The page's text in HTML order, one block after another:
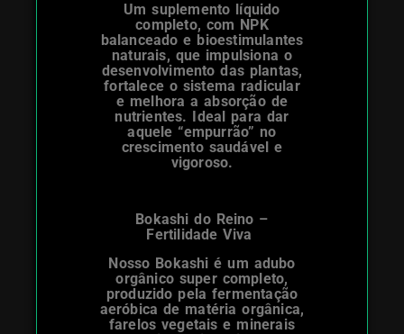
Um suplemento líquido
completo, com NPK
balanceado e bioestimulantes
naturais, que impulsiona o
desenvolvimento das plantas,
fortalece o sistema radicular
e melhora a absorção de
nutrientes. Ideal para dar
aquele “empurrão” no
crescimento saudável e
vigoroso.
Bokashi do Reino –
Fertilidade Viva
Nosso Bokashi é um adubo
orgânico super completo,
produzido pela fermentação
aeróbica de matéria orgânica,
farelos vegetais e minerais